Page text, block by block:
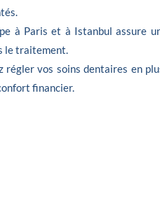
à Paris et à Istanbul assure
le traitement.
régler vos soins dentaires en
financier.